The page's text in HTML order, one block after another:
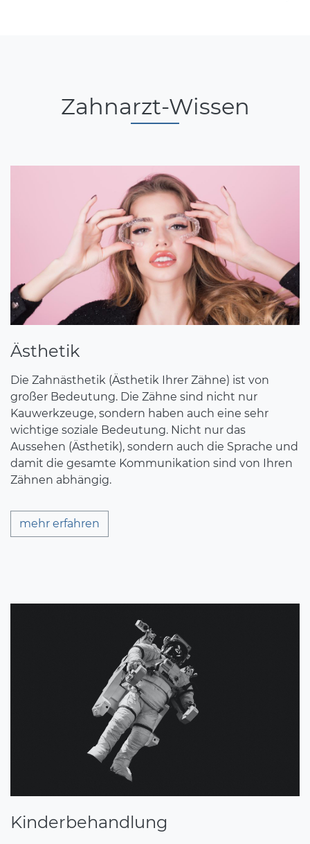
Zahnarzt-Wissen
Ästhetik
Die Zahnästhetik (Ästhetik Ihrer Zähne) ist von
großer Bedeutung. Die Zähne sind nicht nur
Kauwerkzeuge, sondern haben auch eine sehr
wichtige soziale Bedeutung. Nicht nur das
Aussehen (Ästhetik), sondern auch die Sprache und
damit die gesamte Kommunikation sind von Ihren
Zähnen abhängig.
mehr erfahren
Kinderbehandlung